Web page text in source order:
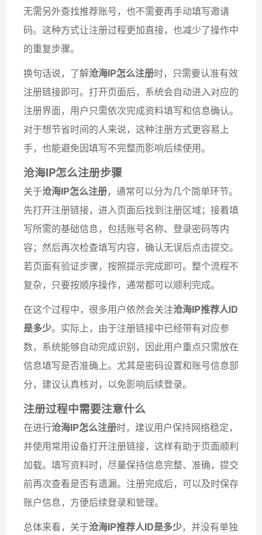
无需另外查找推荐账号，也不需要再手动填写邀请
码。这种方式让注册过程更加直接，也减少了操作中
的重复步骤。
换句话说，了解沧海IP怎么注册时，只需要认准有效
注册链接即可。打开页面后，系统会自动进入对应的
注册界面，用户只需依次完成资料填写和信息确认。
对于想节省时间的人来说，这种注册方式更容易上
手，也能避免因填写不完整而影响后续使用。
沧海IP怎么注册步骤
关于沧海IP怎么注册，通常可以分为几个简单环节。
先打开注册链接，进入页面后找到注册区域；接着填
写所需的基础信息，包括账号名称、登录密码等内
容；然后再次检查填写内容，确认无误后点击提交。
若页面有验证步骤，按照提示完成即可。整个流程不
复杂，只要按顺序操作，通常都可以顺利完成。
在这个过程中，很多用户依然会关注沧海IP推荐人ID
是多少。实际上，由于注册链接中已经带有对应参
数，系统能够自动完成识别，因此用户重点只需放在
信息填写是否准确上。尤其是密码设置和账号信息部
分，建议认真核对，以免影响后续登录。
注册过程中需要注意什么
在进行沧海IP怎么注册时，建议用户保持网络稳定，
并使用常用设备打开注册链接，这样有助于页面顺利
加载。填写资料时，尽量保持信息完整、准确，提交
前再次查看是否有遗漏。注册完成后，可以及时保存
账户信息，方便后续登录和管理。
总体来看，关于沧海IP推荐人ID是多少，并没有单独